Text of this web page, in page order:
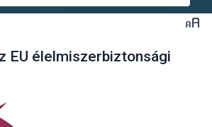
EU élelmiszerbiztonsági